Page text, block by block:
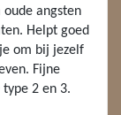
angsten
Helpt goed
om bij jezelf
Fijne
2 en 3.